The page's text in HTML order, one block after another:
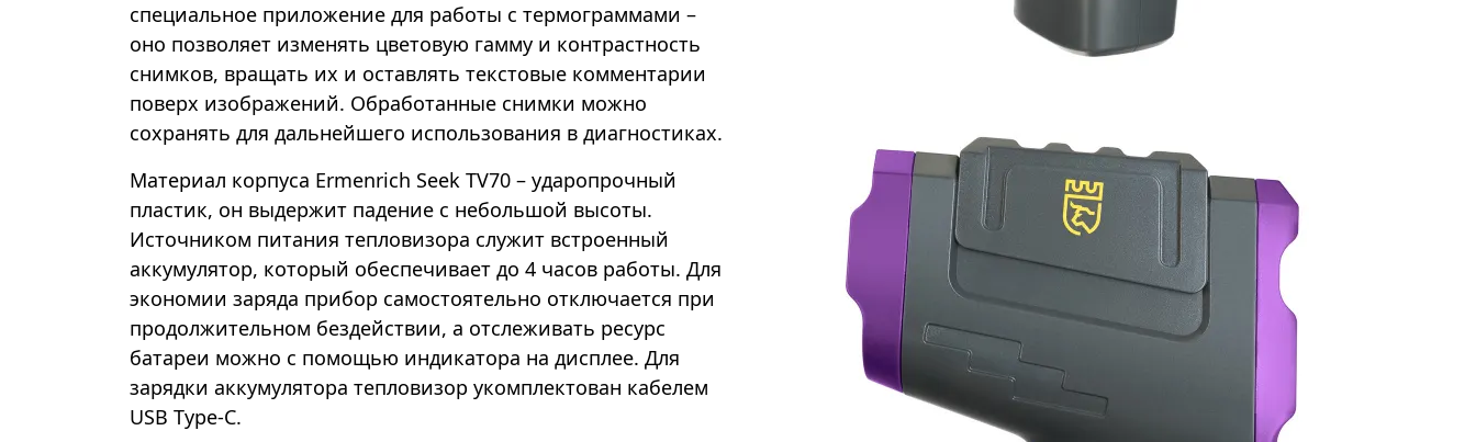
специальное приложение для работы с термограммами –
оно позволяет изменять цветовую гамму и контрастность
снимков, вращать их и оставлять текстовые комментарии
поверх изображений. Обработанные снимки можно
сохранять для дальнейшего использования в диагностиках.
Материал корпуса Ermenrich Seek TV70 – ударопрочный
пластик, он выдержит падение с небольшой высоты.
Источником питания тепловизора служит встроенный
аккумулятор, который обеспечивает до 4 часов работы. Для
экономии заряда прибор самостоятельно отключается при
продолжительном бездействии, а отслеживать ресурс
батареи можно с помощью индикатора на дисплее. Для
зарядки аккумулятора тепловизор укомплектован кабелем
USB Type-C.